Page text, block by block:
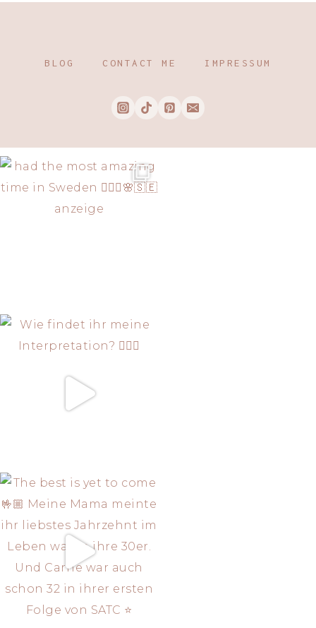
BLOG CONTACT ME IMPRESSUM